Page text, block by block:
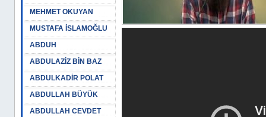
MEHMET OKUYAN
MUSTAFA İSLAMOĞLU
ABDUH
ABDULAZİZ BİN BAZ
ABDULKADİR POLAT
ABDULLAH BÜYÜK
ABDULLAH CEVDET